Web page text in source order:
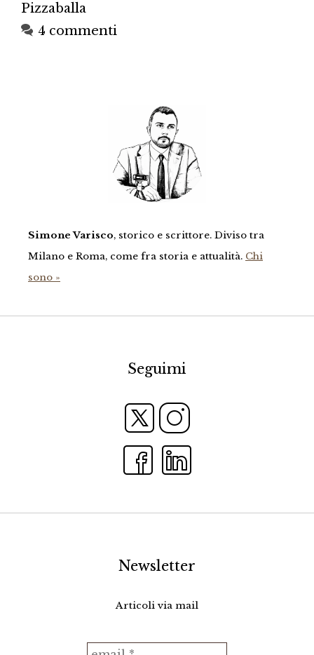
Pizzaballa
4 commenti
Simone Varisco, storico e scrittore. Diviso tra
Milano e Roma, come fra storia e attualità. Chi
sono »
Seguimi
Newsletter
Articoli via mail